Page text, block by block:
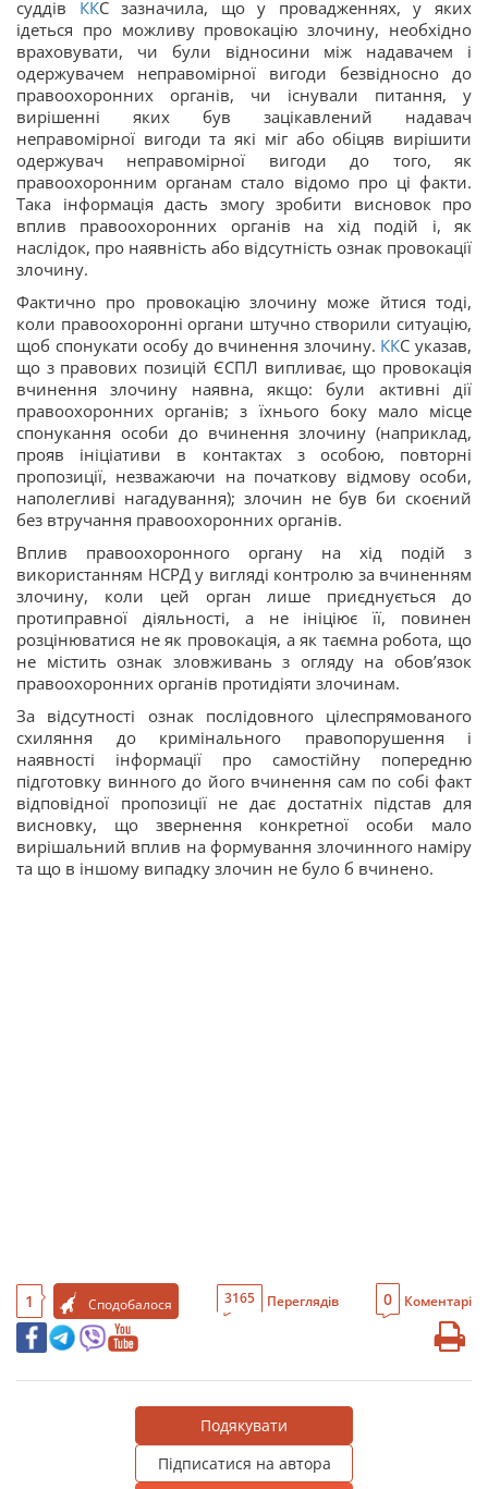
суддів ККС зазначила, що у провадженнях, у яких
ідеться про можливу провокацію злочину, необхідно
враховувати, чи були відносини між надавачем і
одержувачем неправомірної вигоди безвідносно до
правоохоронних органів, чи існували питання, у
вирішенні яких був зацікавлений надавач
неправомірної вигоди та які міг або обіцяв вирішити
одержувач неправомірної вигоди до того, як
правоохоронним органам стало відомо про ці факти.
Така інформація дасть змогу зробити висновок про
вплив правоохоронних органів на хід подій і, як
наслідок, про наявність або відсутність ознак провокації
злочину.
Фактично про провокацію злочину може йтися тоді,
коли правоохоронні органи штучно створили ситуацію,
щоб спонукати особу до вчинення злочину. ККС указав,
що з правових позицій ЄСПЛ випливає, що провокація
вчинення злочину наявна, якщо: були активні дії
правоохоронних органів; з їхнього боку мало місце
спонукання особи до вчинення злочину (наприклад,
прояв ініціативи в контактах з особою, повторні
пропозиції, незважаючи на початкову відмову особи,
наполегливі нагадування); злочин не був би скоєний
без втручання правоохоронних органів.
Вплив правоохоронного органу на хід подій з
використанням НСРД у вигляді контролю за вчиненням
злочину, коли цей орган лише приєднується до
протиправної діяльності, а не ініціює її, повинен
розцінюватися не як провокація, а як таємна робота, що
не містить ознак зловживань з огляду на обов’язок
правоохоронних органів протидіяти злочинам.
За відсутності ознак послідовного цілеспрямованого
схиляння до кримінального правопорушення і
наявності інформації про самостійну попередню
підготовку винного до його вчинення сам по собі факт
відповідної пропозиції не дає достатніх підстав для
висновку, що звернення конкретної особи мало
вирішальний вплив на формування злочинного наміру
та що в іншому випадку злочин не було б вчинено.
1 Сподобалося 3165 Переглядів 0 Коментарі
Подякувати
Підписатися на автора